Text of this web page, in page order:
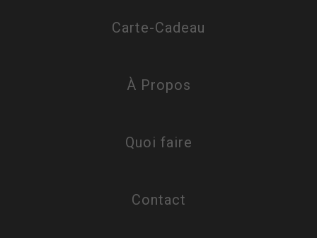
Carte-Cadeau
À Propos
Quoi faire
Contact